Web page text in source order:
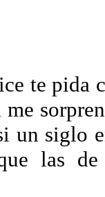
te
me
un siglo
las